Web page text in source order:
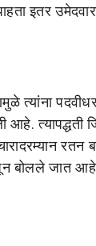
इतर
त्यांना
त्यापद्धती
बोलले जात